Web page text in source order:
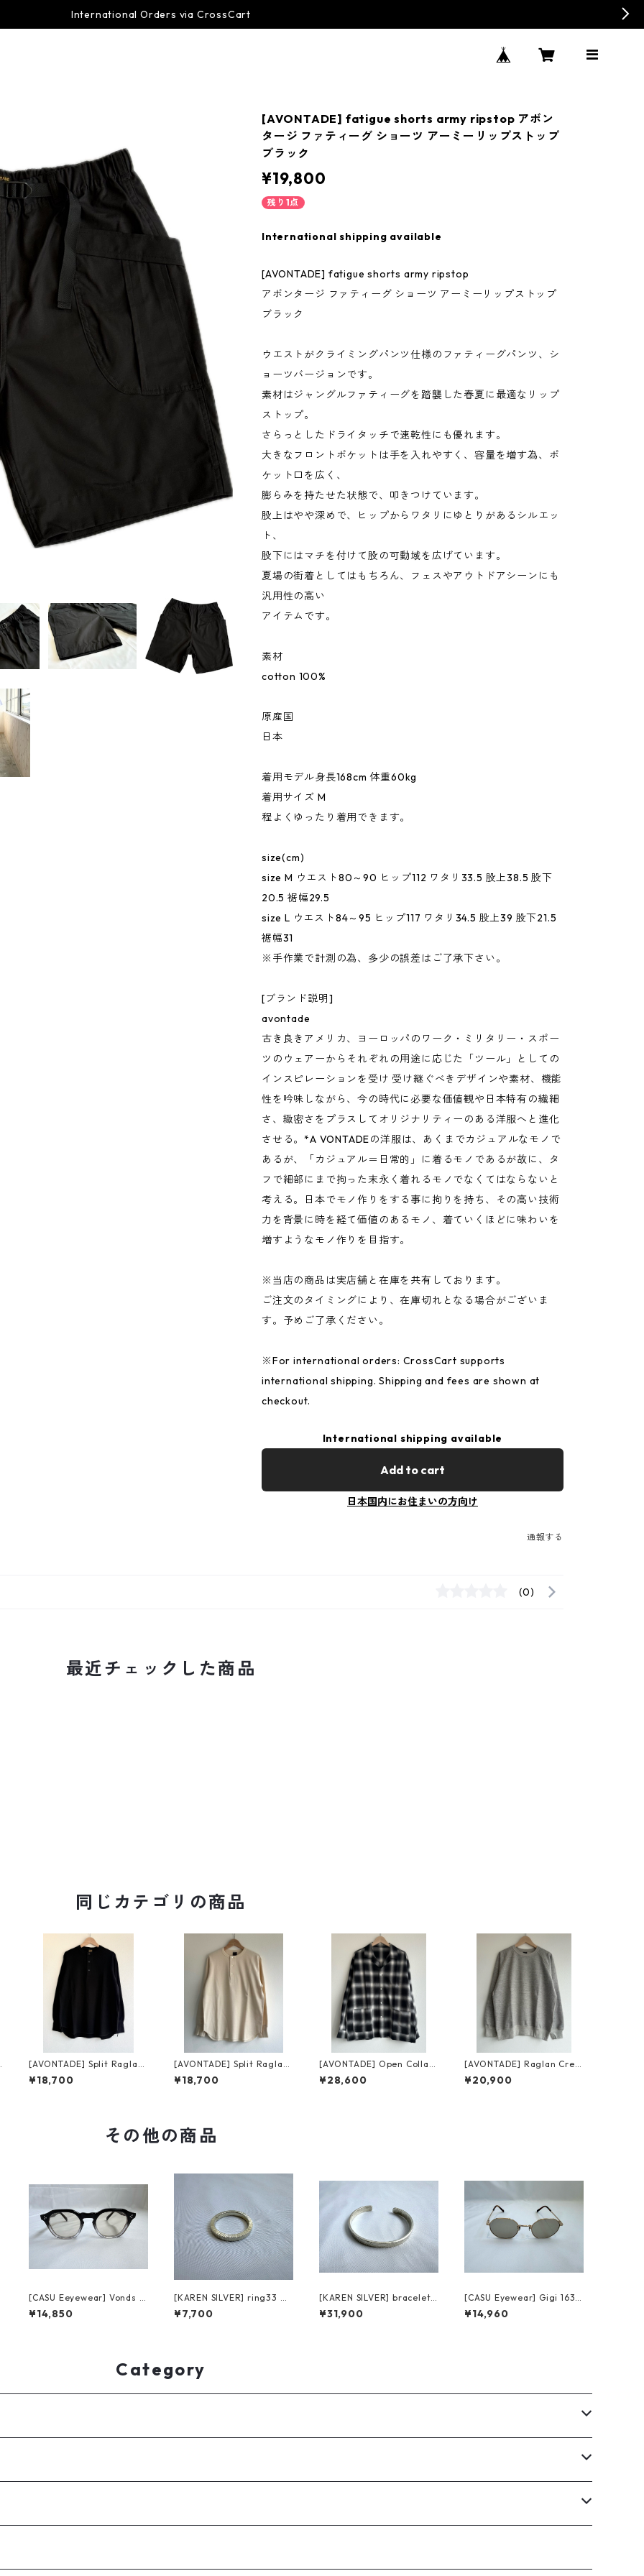
International Orders via CrossCart
[AVONTADE] fatigue shorts army ripstop アボン
タージ ファティーグ ショーツ アーミーリップストップ
ブラック
¥19,800
残り1点
International shipping available
[AVONTADE] fatigue shorts army ripstop
アボンタージ ファティーグ ショーツ アーミーリップストップ
ブラック
ウエストがクライミングパンツ仕様のファティーグパンツ、シ
ョーツバージョンです。
素材はジャングルファティーグを踏襲した春夏に最適なリップ
ストップ。
さらっとしたドライタッチで速乾性にも優れます。
大きなフロントポケットは手を入れやすく、容量を増す為、ポ
ケット口を広く、
膨らみを持たせた状態で、叩きつけています。
股上はやや深めで、ヒップからワタリにゆとりがあるシルエッ
ト、
股下にはマチを付けて股の可動域を広げています。
夏場の街着としてはもちろん、フェスやアウトドアシーンにも
汎用性の高い
アイテムです。
素材
cotton 100%
原産国
日本
着用モデル身長168cm 体重60kg
着用サイズ M
程よくゆったり着用できます。
size(cm)
size M ウエスト80～90 ヒップ112 ワタリ33.5 股上38.5 股下
20.5 裾幅29.5
size L ウエスト84～95 ヒップ117 ワタリ34.5 股上39 股下21.5
裾幅31
※手作業で計測の為、多少の誤差はご了承下さい。
[ブランド説明]
avontade
古き良きアメリカ、ヨーロッパのワーク・ミリタリー・スポー
ツのウェアーからそれぞれの用途に応じた「ツール」としての
インスピレーションを受け 受け継ぐべきデザインや素材、機能
性を吟味しながら、今の時代に必要な価値観や日本特有の繊細
さ、緻密さをプラスしてオリジナリティーのある洋服へと進化
させる。*A VONTADEの洋服は、あくまでカジュアルなモノで
あるが、「カジュアル＝日常的」に着るモノであるが故に、タ
フで細部にまで拘った末永く着れるモノでなくてはならないと
考える。日本でモノ作りをする事に拘りを持ち、その高い技術
力を背景に時を経て価値のあるモノ、着ていくほどに味わいを
増すようなモノ作りを目指す。
※当店の商品は実店舗と在庫を共有しております。
ご注文のタイミングにより、在庫切れとなる場合がございま
す。予めご了承ください。
※For international orders: CrossCart supports
international shipping. Shipping and fees are shown at
checkout.
International shipping available
Add to cart
日本国内にお住まいの方向け
通報する
(0)
最近チェックした商品
同じカテゴリの商品
[AVONTADE] Split Raglan
Thermal Henley L/S black
アボンタージ スプリット ラ
¥18,700
[AVONTADE] Split Raglan
Thermal Henley L/S ecru
アボンタージ スプリット ラ
¥18,700
[AVONTADE] Open Collar
Shirts L/S アボンタージ オ
ープンカラー シャツ ロング
¥28,600
[AVONTADE] Raglan Crew
L/S 26SS VTD-0630-CS ア
ボンタージ ラグラン クルー
¥20,900
その他の商品
[CASU Eeyewear] Vonds 17
2-3 black/clear キャスアイ
ウェア ボンズ
¥14,850
[KAREN SILVER] ring33 カ
レンシルバー リング 21号
¥7,700
[KAREN SILVER] bracelet2
3 カレンシルバー ブレスレ
ット
¥31,900
[CASU Eyewear] Gigi 163
gold キャス アイウェア ジ
ジ
¥14,960
Category